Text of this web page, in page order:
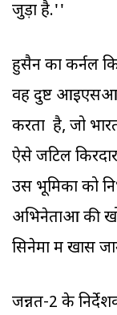
जुड़ा है.''
हुसैन का कर्नल
वह दुष्ट
करता है, जो
ऐसे जटिल
उस भूमिका को
अभिनेताओं की
सिनेमा में खास
जन्नत-2 के